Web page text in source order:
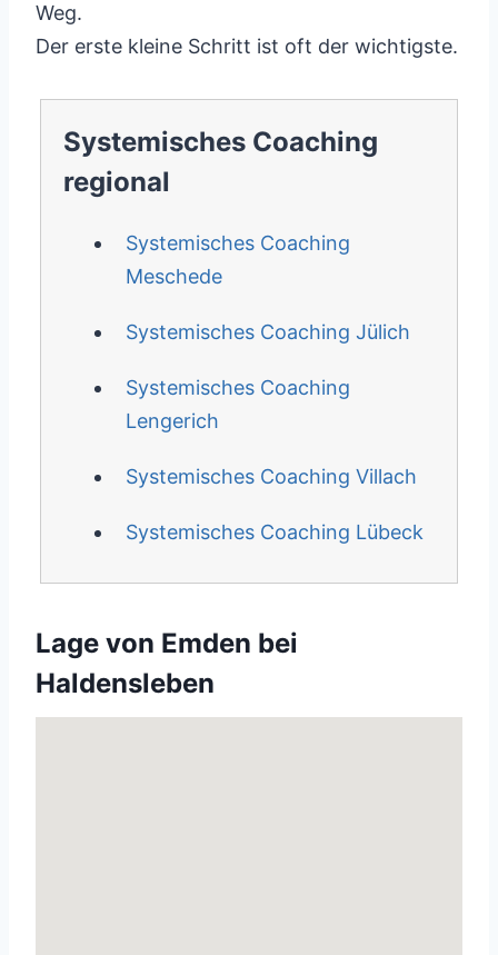
Weg.
Der erste kleine Schritt ist oft der wichtigste.
Systemisches Coaching
regional
Systemisches Coaching
Meschede
Systemisches Coaching Jülich
Systemisches Coaching
Lengerich
Systemisches Coaching Villach
Systemisches Coaching Lübeck
Lage von Emden bei
Haldensleben